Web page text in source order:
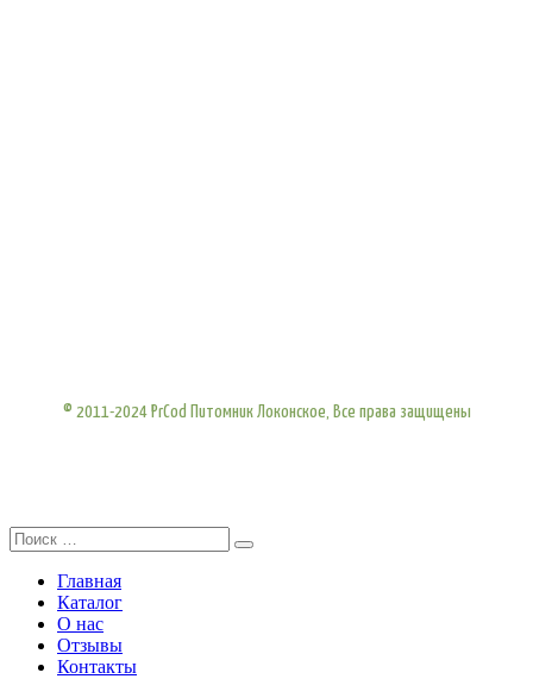
© 2011-2024 PrCod Питомник Локонское, Все права защищены
Главная
Каталог
О нас
Отзывы
Контакты